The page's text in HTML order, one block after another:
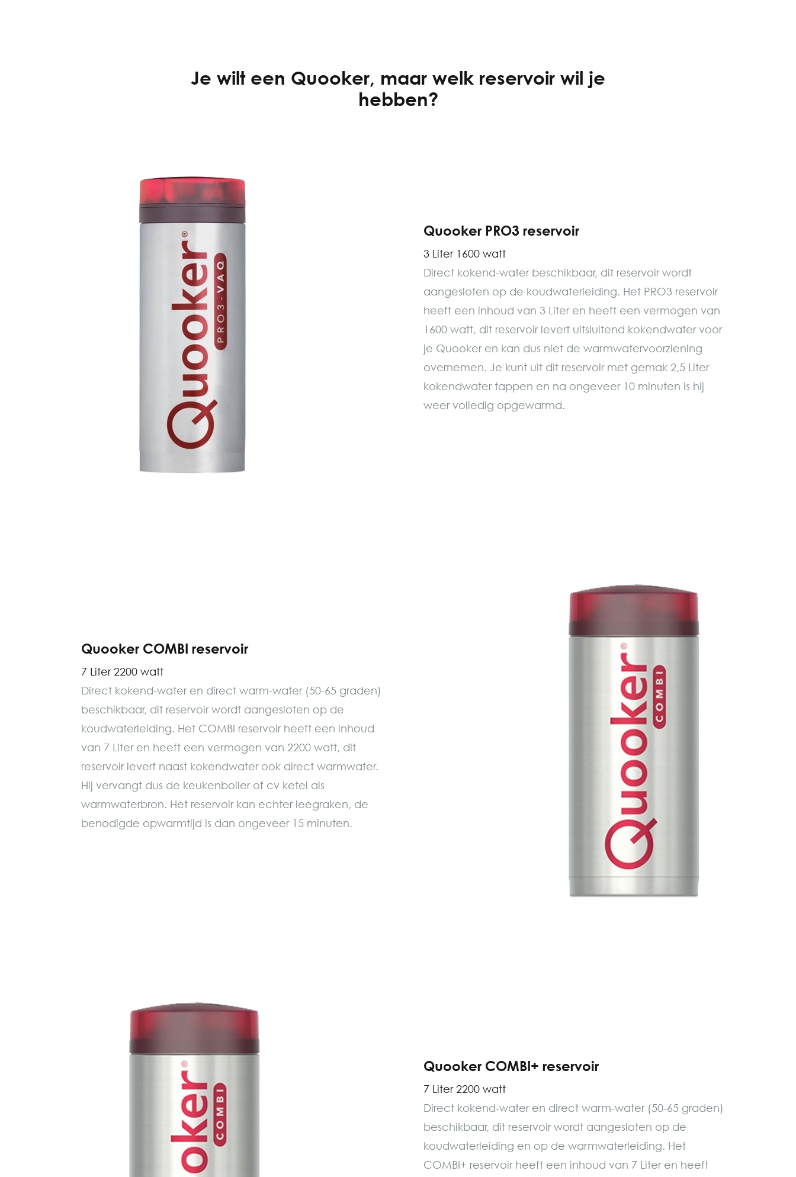
Je wilt een Quooker, maar welk reservoir wil je
hebben?
Quooker PRO3 reservoir
3 Liter 1600 watt
Direct kokend-water beschikbaar, dit reservoir wordt
aangesloten op de koudwaterleiding. Het PRO3 reservoir
heeft een inhoud van 3 Liter en heeft een vermogen van
1600 watt, dit reservoir levert uitsluitend kokendwater voor
je Quooker en kan dus niet de warmwatervoorziening
overnemen. Je kunt uit dit reservoir met gemak 2,5 Liter
kokendwater tappen en na ongeveer 10 minuten is hij
weer volledig opgewarmd.
Quooker COMBI reservoir
7 Liter 2200 watt
Direct kokend-water en direct warm-water (50-65 graden)
beschikbaar, dit reservoir wordt aangesloten op de
koudwaterleiding. Het COMBI reservoir heeft een inhoud
van 7 Liter en heeft een vermogen van 2200 watt, dit
reservoir levert naast kokendwater ook direct warmwater.
Hij vervangt dus de keukenboiler of cv ketel als
warmwaterbron. Het reservoir kan echter leegraken, de
benodigde opwarmtijd is dan ongeveer 15 minuten.
Quooker COMBI+ reservoir
7 Liter 2200 watt
Direct kokend-water en direct warm-water (50-65 graden)
beschikbaar, dit reservoir wordt aangesloten op de
koudwaterleiding en op de warmwaterleiding. Het
COMBI+ reservoir heeft een inhoud van 7 Liter en heeft